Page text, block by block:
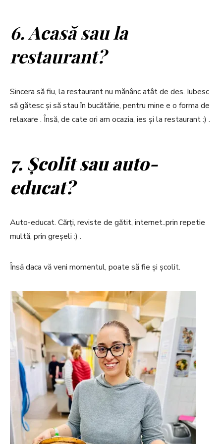
6. Acasă sau la
restaurant?
Sincera să fiu, la restaurant nu mănânc atât de des. Iubesc
să gătesc și să stau în bucătărie, pentru mine e o forma de
relaxare . Însă, de cate ori am ocazia, ies și la restaurant :) .
7. Școlit sau auto-
educat?
Auto-educat. Cărți, reviste de gătit, internet..prin repetie
multă, prin greșeli :) .
Însă daca vă veni momentul, poate să fie și școlit.